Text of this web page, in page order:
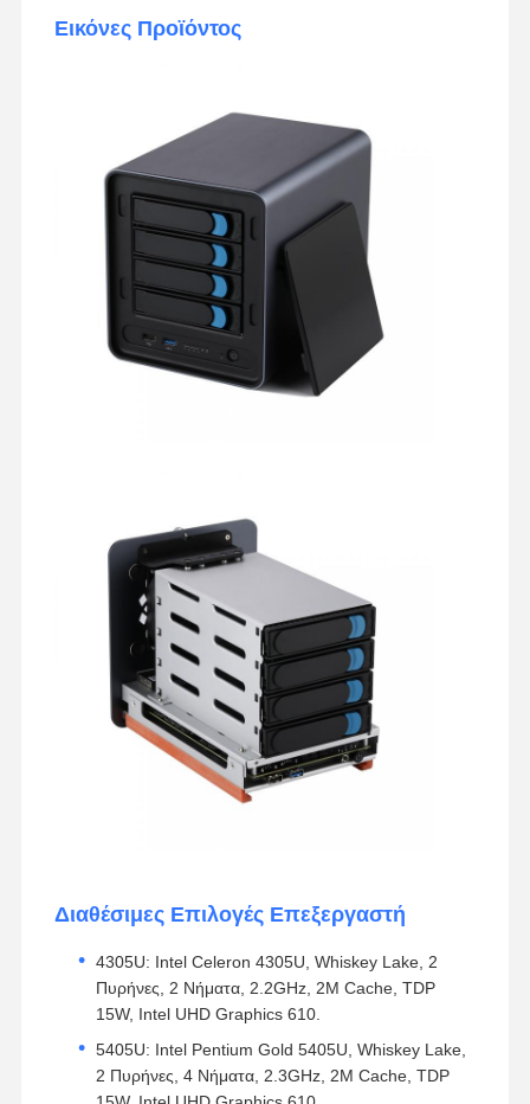
Εικόνες Προϊόντος
Διαθέσιμες Επιλογές Επεξεργαστή
4305U: Intel Celeron 4305U, Whiskey Lake, 2
Πυρήνες, 2 Νήματα, 2.2GHz, 2M Cache, TDP
15W, Intel UHD Graphics 610.
5405U: Intel Pentium Gold 5405U, Whiskey Lake,
2 Πυρήνες, 4 Νήματα, 2.3GHz, 2M Cache, TDP